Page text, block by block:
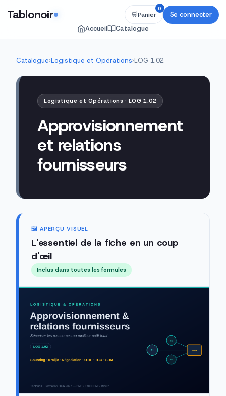
Tablonoir
Accueil Catalogue
🛒Panier
0
Se connecter
Catalogue›Logistique et Opérations›LOG 1.02
Logistique et Opérations · LOG 1.02
Approvisionnement
et relations
fournisseurs
🖼️ APERÇU VISUEL
L'essentiel de la fiche en un coup
d'œil
Inclus dans toutes les formules